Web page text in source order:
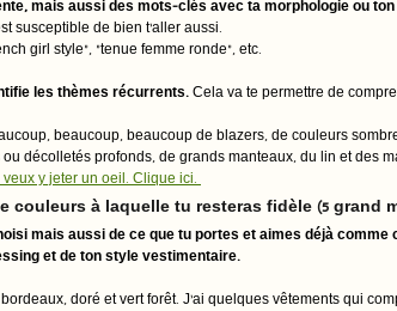
mais aussi des mots-clés avec ta morphologie ou
susceptible de bien t'aller aussi.
girl style", "tenue femme ronde", etc.
les thèmes récurrents. Cela va te permettre de
beaucoup, beaucoup de blazers, de couleurs
décolletés profonds, de grands manteaux, du lin et des
y jeter un oeil. Clique ici.
couleurs à laquelle tu resteras fidèle (5 grand
mais aussi de ce que tu portes et aimes déjà comme
et de ton style vestimentaire.
doré et vert forêt. J'ai quelques vêtements qui